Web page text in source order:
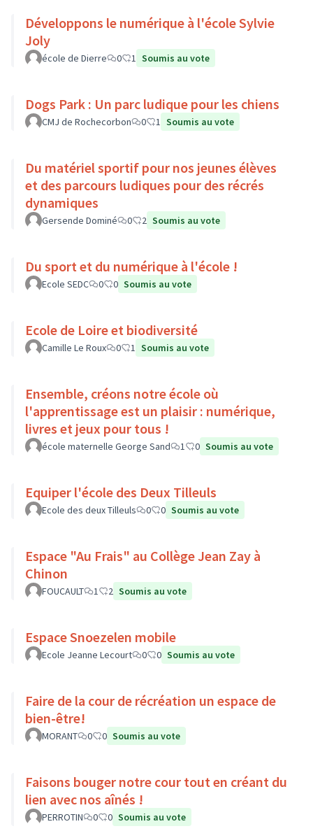
Développons le numérique à l'école Sylvie
Joly
école de Dierre 0 1 Soumis au vote
Dogs Park : Un parc ludique pour les chiens
CMJ de Rochecorbon 0 1 Soumis au vote
Du matériel sportif pour nos jeunes élèves
et des parcours ludiques pour des récrés
dynamiques
Gersende Dominé 0 2 Soumis au vote
Du sport et du numérique à l'école !
Ecole SEDC 0 0 Soumis au vote
Ecole de Loire et biodiversité
Camille Le Roux 0 1 Soumis au vote
Ensemble, créons notre école où
l'apprentissage est un plaisir : numérique,
livres et jeux pour tous !
école maternelle George Sand 1 0 Soumis au vote
Equiper l'école des Deux Tilleuls
Ecole des deux Tilleuls 0 0 Soumis au vote
Espace "Au Frais" au Collège Jean Zay à
Chinon
FOUCAULT 1 2 Soumis au vote
Espace Snoezelen mobile
Ecole Jeanne Lecourt 0 0 Soumis au vote
Faire de la cour de récréation un espace de
bien-être!
MORANT 0 0 Soumis au vote
Faisons bouger notre cour tout en créant du
lien avec nos aînés !
PERROTIN 0 0 Soumis au vote